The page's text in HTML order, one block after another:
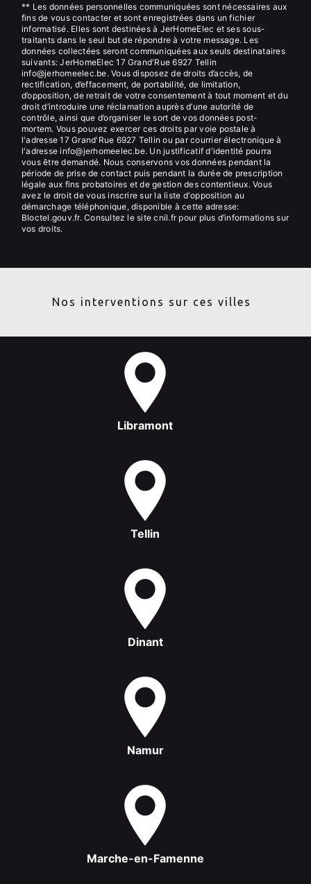
** Les données personnelles communiquées sont nécessaires aux
fins de vous contacter et sont enregistrées dans un fichier
informatisé. Elles sont destinées à JerHomeElec et ses sous-
traitants dans le seul but de répondre à votre message. Les
données collectées seront communiquées aux seuls destinataires
suivants: JerHomeElec 17 Grand'Rue 6927 Tellin
info@jerhomeelec.be. Vous disposez de droits d’accès, de
rectification, d’effacement, de portabilité, de limitation,
d’opposition, de retrait de votre consentement à tout moment et du
droit d’introduire une réclamation auprès d’une autorité de
contrôle, ainsi que d’organiser le sort de vos données post-
mortem. Vous pouvez exercer ces droits par voie postale à
l'adresse 17 Grand'Rue 6927 Tellin ou par courrier électronique à
l'adresse info@jerhomeelec.be. Un justificatif d'identité pourra
vous être demandé. Nous conservons vos données pendant la
période de prise de contact puis pendant la durée de prescription
légale aux fins probatoires et de gestion des contentieux. Vous
avez le droit de vous inscrire sur la liste d'opposition au
démarchage téléphonique, disponible à cette adresse:
Bloctel.gouv.fr. Consultez le site cnil.fr pour plus d’informations sur
vos droits.
Nos interventions sur ces villes
Libramont
Tellin
Dinant
Namur
Marche-en-Famenne